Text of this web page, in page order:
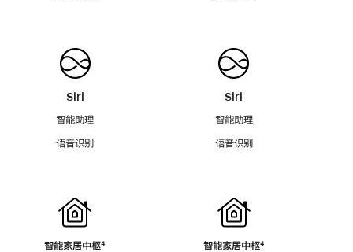
Siri
智能助理
语音识别
智能家居中枢脚
⁴
Siri
智能助理
语音识别
智能家居中枢脚
⁴